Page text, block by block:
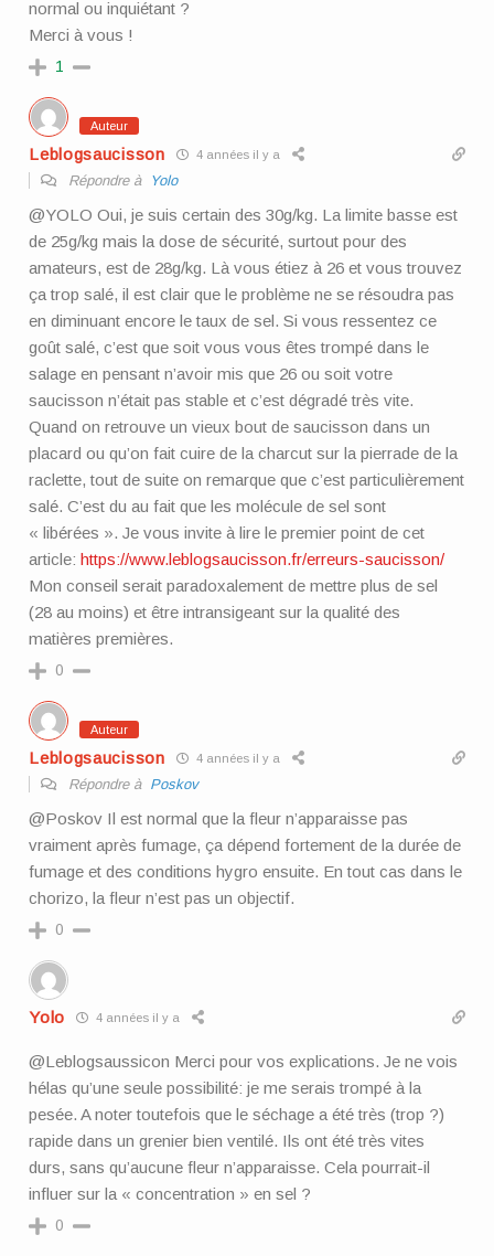
normal ou inquiétant ?
Merci à vous !
1
Auteur
Leblogsaucisson 4 années il y a
Répondre à Yolo
@YOLO Oui, je suis certain des 30g/kg. La limite basse est
de 25g/kg mais la dose de sécurité, surtout pour des
amateurs, est de 28g/kg. Là vous étiez à 26 et vous trouvez
ça trop salé, il est clair que le problème ne se résoudra pas
en diminuant encore le taux de sel. Si vous ressentez ce
goût salé, c’est que soit vous vous êtes trompé dans le
salage en pensant n’avoir mis que 26 ou soit votre
saucisson n’était pas stable et c’est dégradé très vite.
Quand on retrouve un vieux bout de saucisson dans un
placard ou qu’on fait cuire de la charcut sur la pierrade de la
raclette, tout de suite on remarque que c’est particulièrement
salé. C’est du au fait que les molécule de sel sont
« libérées ». Je vous invite à lire le premier point de cet
article:https://www.leblogsaucisson.fr/erreurs-saucisson/
Mon conseil serait paradoxalement de mettre plus de sel
(28 au moins) et être intransigeant sur la qualité des
matières premières.
0
Auteur
Leblogsaucisson 4 années il y a
Répondre à Poskov
@Poskov Il est normal que la fleur n’apparaisse pas
vraiment après fumage, ça dépend fortement de la durée de
fumage et des conditions hygro ensuite. En tout cas dans le
chorizo, la fleur n’est pas un objectif.
0
Yolo 4 années il y a
@Leblogsaussicon Merci pour vos explications. Je ne vois
hélas qu’une seule possibilité: je me serais trompé à la
pesée. A noter toutefois que le séchage a été très (trop ?)
rapide dans un grenier bien ventilé. Ils ont été très vites
durs, sans qu’aucune fleur n’apparaisse. Cela pourrait-il
influer sur la « concentration » en sel ?
0